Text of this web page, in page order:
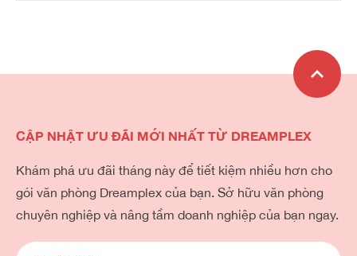
CẬP NHẬT ƯU ĐÃI MỚI NHẤT TỪ DREAMPLEX
Khám phá ưu đãi tháng này để tiết kiệm nhiều hơn cho
gói văn phòng Dreamplex của bạn. Sở hữu văn phòng
chuyên nghiệp và nâng tầm doanh nghiệp của bạn ngay.